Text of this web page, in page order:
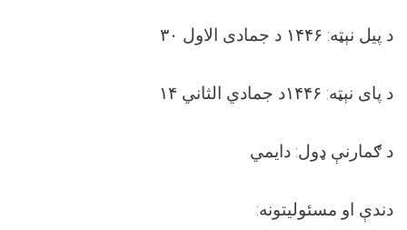
د پیل نېټه: ۱۴۴۶ د جمادی الاول ۳۰
د پای نېټه: ۱۴۴۶د جمادي الثاني ‍۱۴
د ګمارنې ډول: دایمي
دندې او مسئولیتونه: